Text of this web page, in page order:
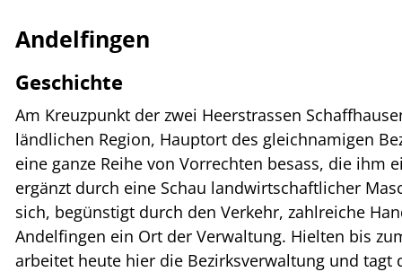
Andelfingen
Geschichte
Am Kreuzpunkt der zwei Heerstrassen
ländlichen Region, Hauptort des gleichnamigen
eine ganze Reihe von Vorrechten besass, die ihm
ergänzt durch eine Schau landwirtschaftlicher
sich, begünstigt durch den Verkehr, zahlreiche
Andelfingen ein Ort der Verwaltung. Hielten bis
arbeitet heute hier die Bezirksverwaltung und tagt